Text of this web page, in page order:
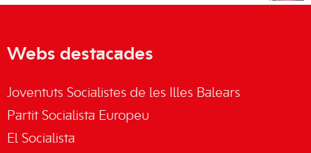
Webs destacades
Joventuts Socialistes de les Illes Balears
Partit Socialista Europeu
El Socialista